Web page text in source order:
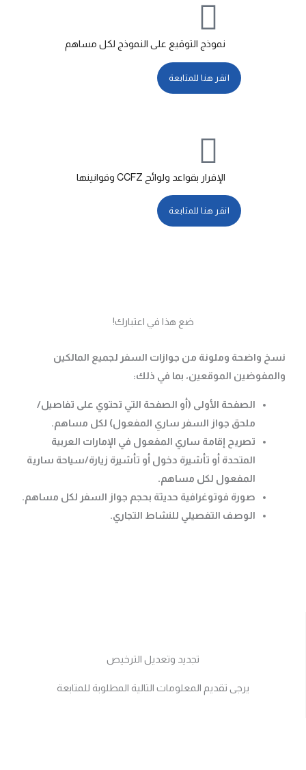
نموذج التوقيع على النموذج لكل مساهم
انقر هنا للمتابعة
الإقرار بقواعد ولوائح CCFZ وقوانينها
انقر هنا للمتابعة
ضع هذا في اعتبارك!
واضحة وملونة من جوازات السفر لجميع المالكين
الموقعين، بما في ذلك:
الصفحة الأولى (أو الصفحة التي تحتوي على تفاصيل/
ملحق جواز السفر ساري المفعول) لكل مساهم.
تصريح إقامة ساري المفعول في الإمارات العربية
المتحدة أو تأشيرة دخول أو تأشيرة زيارة/سياحة سارية
المفعول لكل مساهم.
صورة فوتوغرافية حديثة بحجم جواز السفر لكل مساهم.
الوصف التفصيلي للنشاط التجاري.
تجديد وتعديل الترخيص
يرجى تقديم المعلومات التالية المطلوبة للمتابعة